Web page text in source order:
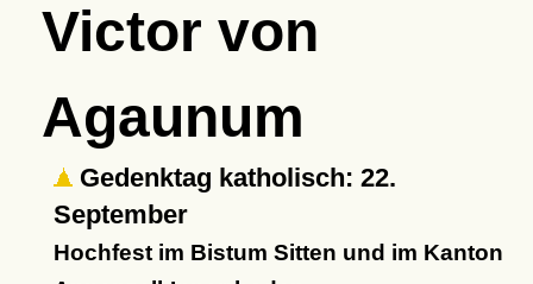
Victor von
Agaunum
Gedenktag katholisch: 22.
September
Hochfest im Bistum Sitten und im Kanton